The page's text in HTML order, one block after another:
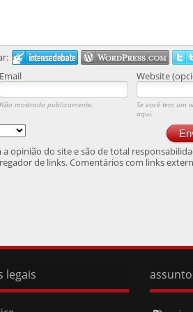
Email Website
Não mostrado publicamente.
Se você tem um
aqui.
opinião do site e são de total
de links. Comentários com links
legais